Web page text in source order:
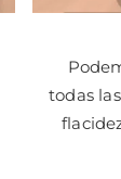
todas